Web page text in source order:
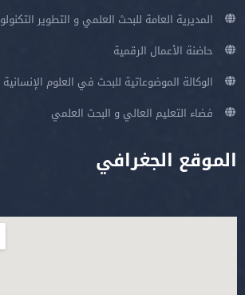
المديرية العامة للبحث العلمي و التطوير
حاضنة الأعمال الرقمية
الوكالة الموضوعاتية للبحث في العلوم
فضاء التعليم العالي و البحث العلمي
الموقع الجغرافي